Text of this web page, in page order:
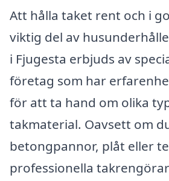
Att hålla taket rent och i
viktig del av
i Fjugesta erbjuds av
företag som har
för att ta hand om olika
takmaterial. Oavsett om
betongpannor, plåt eller
professionella